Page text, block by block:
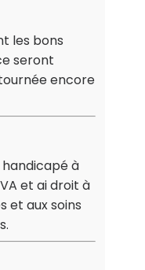
les bons
seront
encore
handicapé à
et ai droit à
et aux soins